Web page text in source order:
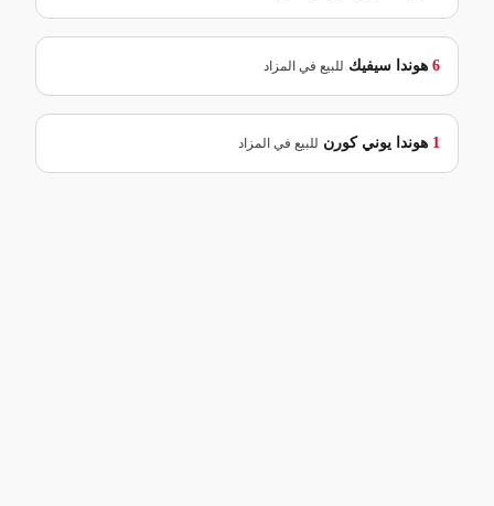
6 هوندا سيفيك للبيع في المزاد
1 هوندا يوني كورن للبيع في المزاد